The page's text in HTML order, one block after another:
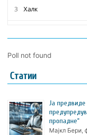
Poll not found
Статии
Ја предвиде
пропадне“
Мајкл Бери,